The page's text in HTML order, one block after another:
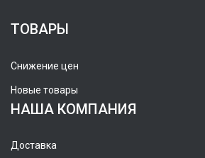
ТОВАРЫ
Снижение цен
Новые товары
НАША КОМПАНИЯ
Доставка